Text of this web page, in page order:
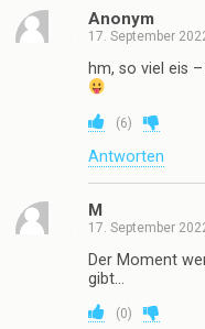
Anonym
17. September
hm, so viel eis
(6)
Antworten
M
17. September
Der Moment
gibt…
(0)